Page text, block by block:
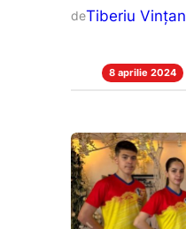
deTiberiu Vințan
8 aprilie 2024